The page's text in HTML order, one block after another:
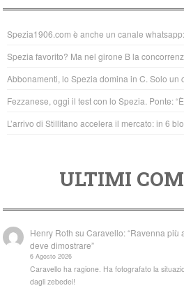
b
o
o
k
A
p
p
Spezia1906.com è anche un canale
Spezia favorito? Ma nel girone B la
Abbonamenti, lo Spezia domina in C. Solo un
Fezzanese, oggi il test con lo Spezia. Ponte:
L’arrivo di Stillitano accelera il mercato: in 6
ULTIMI
Henry Roth suCaravello: “Ravenna più
deve dimostrare”
6 Agosto 2026
Caravello ha ragione. Ha fotografato la
dagli zebedei!